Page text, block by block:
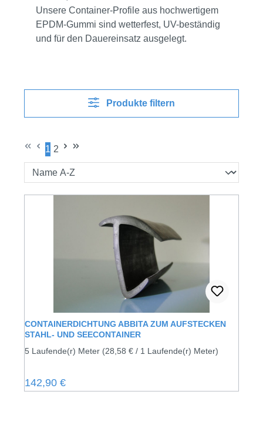
Unsere Container-Profile aus hochwertigem
EPDM-Gummi sind wetterfest, UV-beständig
und für den Dauereinsatz ausgelegt.
Produkte filtern
Seite
1
Seite
2
CONTAINERDICHTUNG ABBITA ZUM AUFSTECKEN
STAHL- UND SEECONTAINER
5 Laufende(r) Meter (28,58 € / 1 Laufende(r) Meter)
Regulärer Preis:
142,90 €